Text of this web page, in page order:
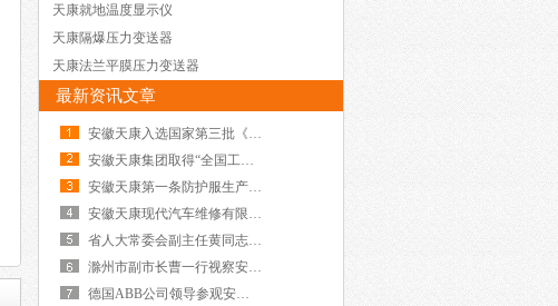
天康就地温度显示仪
天康隔爆压力变送器
天康法兰平膜压力变送器
最新资讯文章
安徽天康入选国家第三批《全国示范性劳模和工
安徽天康集团取得“全国工厂事务公开民主管理
安徽天康第一条防护服生产线顺利投产
安徽天康现代汽车维修有限公司隆重开业
省人大常委会副主任黄同志来我团视察工作
滁州市副市长曹一行视察安徽天康光电公司
德国ABB公司领导参观安徽天康